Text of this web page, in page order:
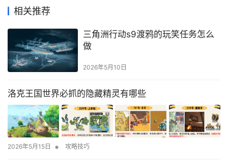
相关推荐
三角洲行动s9渡鸦的玩笑任务怎么
做
2026年5月10日
洛克王国世界必抓的隐藏精灵有哪些
2026年5月15日 • 攻略技巧